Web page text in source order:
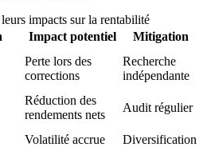
impacts sur la rentabilité
Impact potentiel
Mitigation
Perte lors des
corrections
Recherche
indépendante
Réduction des
rendements nets
Audit régulier
Volatilité accrue Diversification